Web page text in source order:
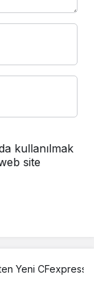
kullanılmak
site
Yeni CFexpress